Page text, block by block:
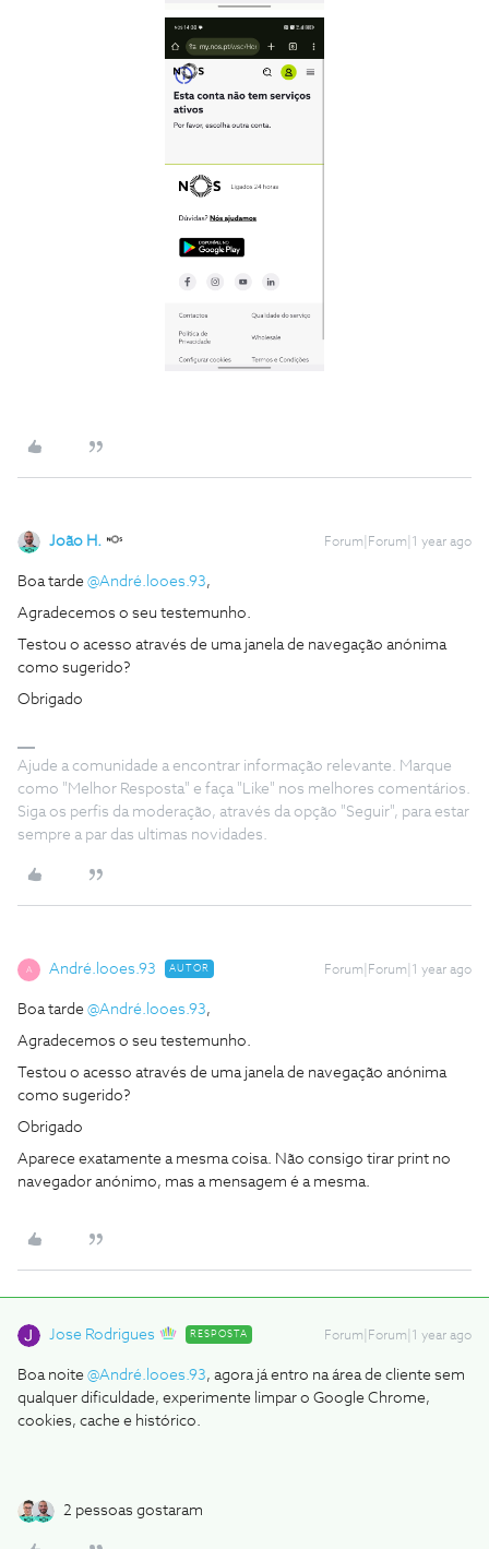
João H. Forum|Forum|1 year ago
Boa tarde @André.looes.93,
Agradecemos o seu testemunho.
Testou o acesso através de uma janela de navegação anónima
como sugerido?
Obrigado
Ajude a comunidade a encontrar informação relevante. Marque
como "Melhor Resposta" e faça "Like" nos melhores comentários.
Siga os perfis da moderação, através da opção "Seguir", para estar
sempre a par das ultimas novidades.
A André.looes.93 AUTOR Forum|Forum|1 year ago
Boa tarde @André.looes.93,
Agradecemos o seu testemunho.
Testou o acesso através de uma janela de navegação anónima
como sugerido?
Obrigado
Aparece exatamente a mesma coisa. Não consigo tirar print no
navegador anónimo, mas a mensagem é a mesma.
Jose Rodrigues RESPOSTA Forum|Forum|1 year ago
Boa noite @André.looes.93, agora já entro na área de cliente sem
qualquer dificuldade, experimente limpar o Google Chrome,
cookies, cache e histórico.
2 pessoas gostaram